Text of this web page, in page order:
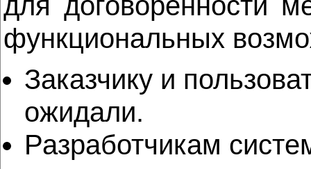
функциональных
Заказчику и
ожидали.
Разработчикам